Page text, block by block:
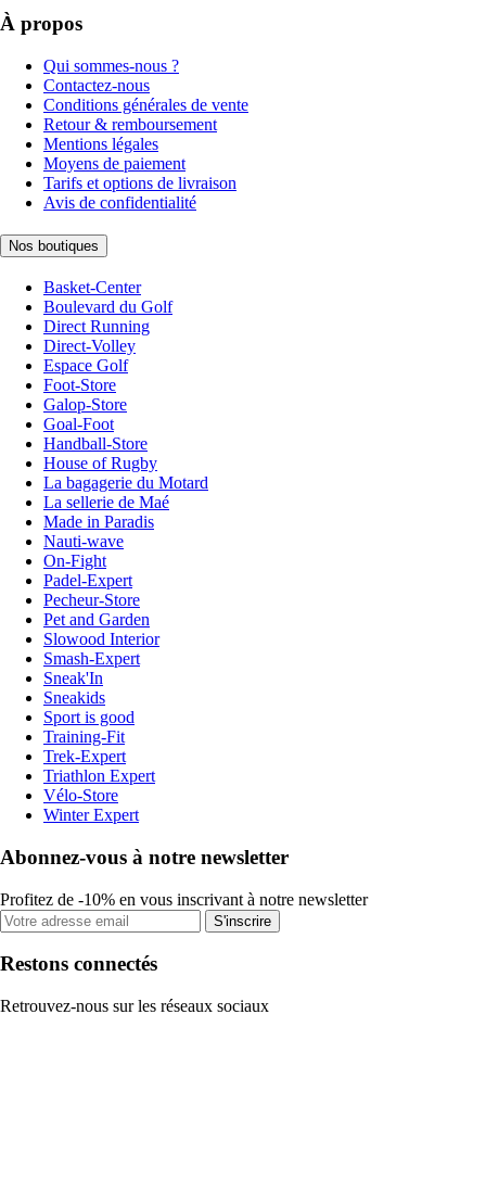
À propos
Qui sommes-nous ?
Contactez-nous
Conditions générales de vente
Retour & remboursement
Mentions légales
Moyens de paiement
Tarifs et options de livraison
Avis de confidentialité
Nos boutiques
Basket-Center
Boulevard du Golf
Direct Running
Direct-Volley
Espace Golf
Foot-Store
Galop-Store
Goal-Foot
Handball-Store
House of Rugby
La bagagerie du Motard
La sellerie de Maé
Made in Paradis
Nauti-wave
On-Fight
Padel-Expert
Pecheur-Store
Pet and Garden
Slowood Interior
Smash-Expert
Sneak'In
Sneakids
Sport is good
Training-Fit
Trek-Expert
Triathlon Expert
Vélo-Store
Winter Expert
Abonnez-vous à notre newsletter
Profitez de -10% en vous inscrivant à notre newsletter
S'inscrire
Restons connectés
Retrouvez-nous sur les réseaux sociaux